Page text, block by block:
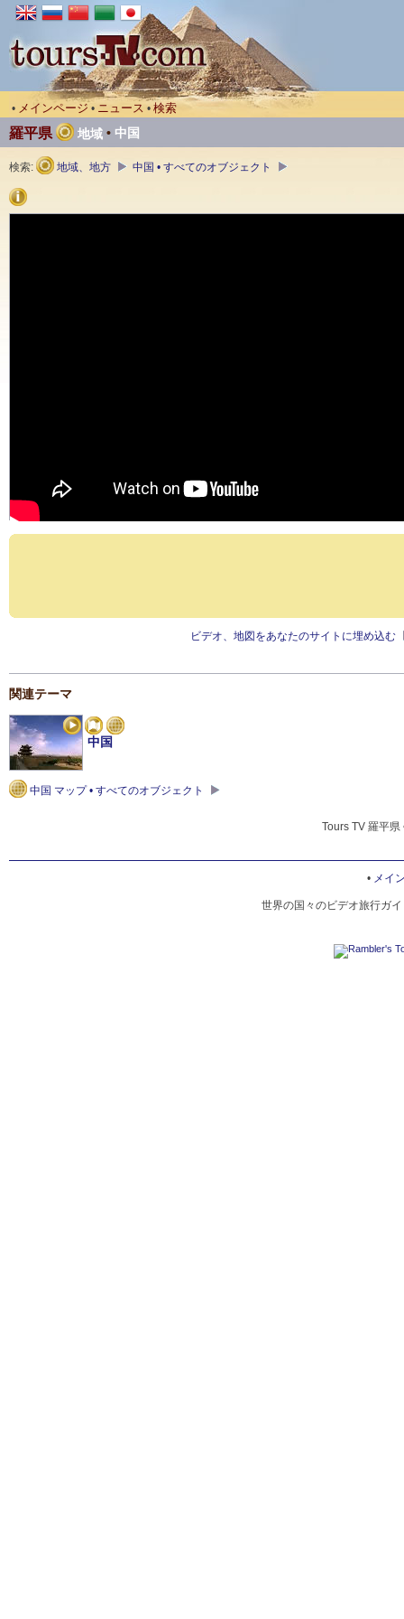
• メインページ • ニュース • 検索
羅平県 地域 • 中国
検索: 地域、地方 中国 • すべてのオブジェクト
ビデオ、地図をあなたのサイトに埋め込む
関連テーマ
中国
中国 マップ • すべてのオブジェクト
Tours TV 羅平県
• メイ
世界の国々のビデオ旅行ガ